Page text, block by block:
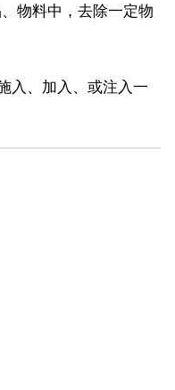
物料中，去除一定物
入、加入、或注入一